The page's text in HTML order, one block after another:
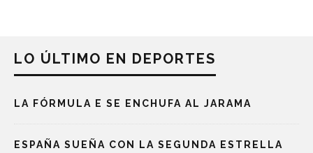
LO ÚLTIMO EN DEPORTES
LA FÓRMULA E SE ENCHUFA AL JARAMA
ESPAÑA SUEÑA CON LA SEGUNDA ESTRELLA